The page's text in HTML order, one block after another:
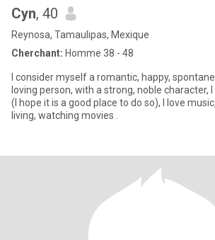
Cyn, 40
Reynosa, Tamaulipas, Mexique
Cherchant: Homme 38 - 48
I consider myself a romantic, happy,
loving person, with a strong, noble character,
(I hope it is a good place to do so), I love
living, watching movies .